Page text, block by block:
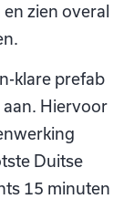
zien overal
klare prefab
Hiervoor
Duitse
15 minuten